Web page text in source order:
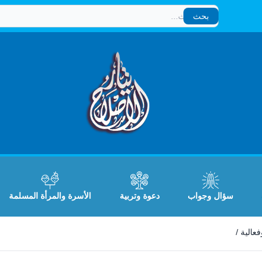
بحث
بحث
سؤال وجواب دعوة وتربية الأسرة والمرأة المسلمة
/